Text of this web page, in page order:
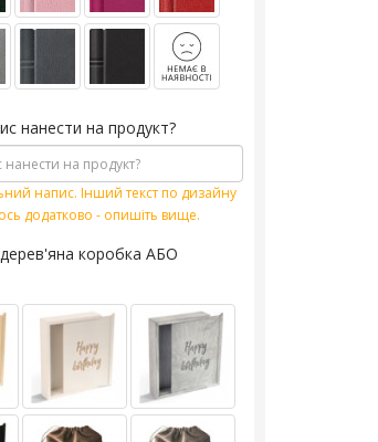
нанести на продукт?
напис. Інший текст по дизайну
додатково - опишіть вище.
коробка АБО